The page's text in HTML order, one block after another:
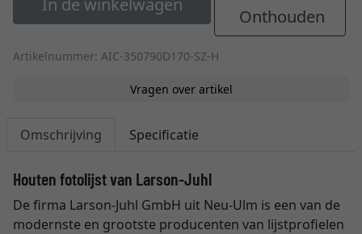
In de winkelwagen
Onthouden
Artikelnummer: AIC-350790D170-SZ-H
Vragen over artikel
Omschrijving Specificatie
Houten fotolijst van Larson-Juhl
De firma Larson-Juhl GmbH uit Neu-Ulm is een van de
modernste en grootste producenten van lijstprofielen